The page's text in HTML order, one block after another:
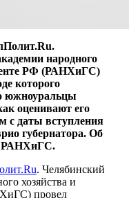
народного
РФ (РАНХиГС)
которого
южноуральцы
оценивают его
с даты вступления
губернатора. Об
РАНХиГС.
. Челябинский
хозяйства и
провел